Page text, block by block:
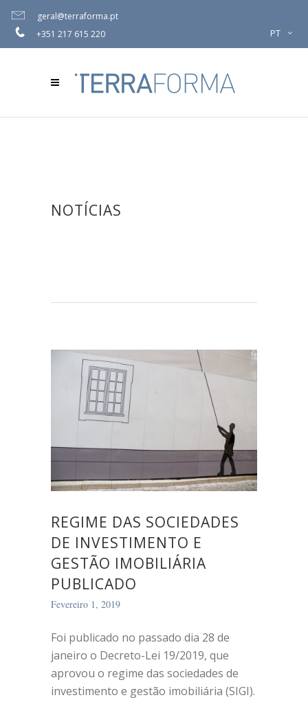
geral@terraforma.pt
+351 217 615 220
PT
NOTÍCIAS
REGIME DAS SOCIEDADES
DE INVESTIMENTO E
GESTÃO IMOBILIÁRIA
PUBLICADO
Fevereiro 1, 2019
Foi publicado no passado dia 28 de
janeiro o Decreto-Lei 19/2019, que
aprovou o regime das sociedades de
investimento e gestão imobiliária (SIGI).